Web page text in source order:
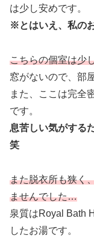
は少し安めです。
※とはいえ、私の
こちらの個室は少
窓がないので、部
また、ここは完全
です。
息苦しい気がする
笑
また脱衣所も狭く
ませんでした…
泉質はRoyal Bath
したお湯です。